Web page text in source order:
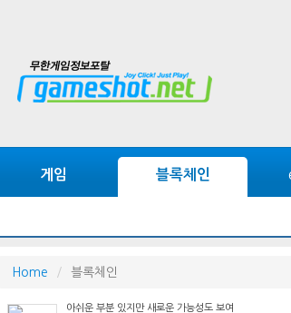
게임 블록체인
Home 블록체인
아쉬운 부분 있지만 새로운 가능성도 보여